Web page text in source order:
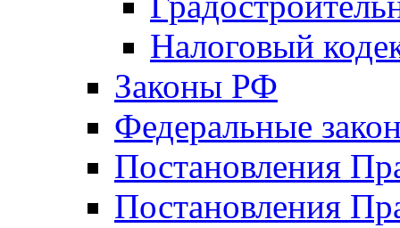
Налоговый
Законы РФ
Федеральные
Постановления
Постановления